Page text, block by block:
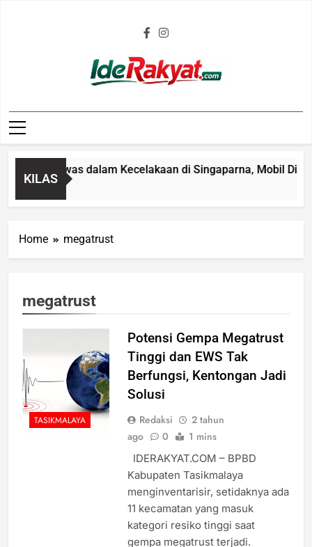
Iderakyat.com
KILAS
Tewas dalam Kecelakaan di Singaparna, Mobil
Home megatrust
megatrust
TASIKMALAYA
Potensi Gempa Megatrust
Tinggi dan EWS Tak
Berfungsi, Kentongan Jadi
Solusi
Redaksi
2 tahun
ago
0 1 mins
IDERAKYAT.COM – BPBD
Kabupaten Tasikmalaya
menginventarisir, setidaknya ada
11 kecamatan yang masuk
kategori resiko tinggi saat
gempa megatrust terjadi.